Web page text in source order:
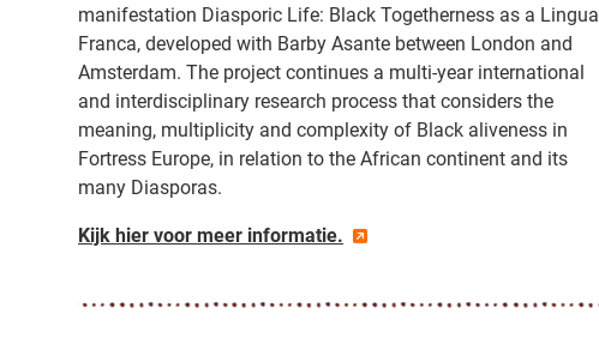
manifestation Diasporic Life: Black Togetherness as a Lingua
Franca, developed with Barby Asante between London and
Amsterdam. The project continues a multi-year international
and interdisciplinary research process that considers the
meaning, multiplicity and complexity of Black aliveness in
Fortress Europe, in relation to the African continent and its
many Diasporas.
Kijk hier voor meer informatie.